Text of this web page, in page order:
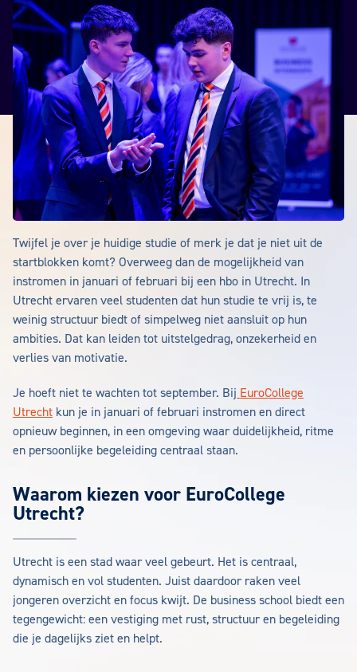
Twijfel je over je huidige studie of merk je dat je niet uit de
startblokken komt? Overweeg dan de mogelijkheid van
instromen in januari of februari bij een hbo in Utrecht. In
Utrecht ervaren veel studenten dat hun studie te vrij is, te
weinig structuur biedt of simpelweg niet aansluit op hun
ambities. Dat kan leiden tot uitstelgedrag, onzekerheid en
verlies van motivatie.
Je hoeft niet te wachten tot september. Bij EuroCollege
Utrecht kun je in januari of februari instromen en direct
opnieuw beginnen, in een omgeving waar duidelijkheid, ritme
en persoonlijke begeleiding centraal staan.
Waarom kiezen voor EuroCollege
Utrecht?
Utrecht is een stad waar veel gebeurt. Het is centraal,
dynamisch en vol studenten. Juist daardoor raken veel
jongeren overzicht en focus kwijt. De business school biedt een
tegengewicht: een vestiging met rust, structuur en begeleiding
die je dagelijks ziet en helpt.